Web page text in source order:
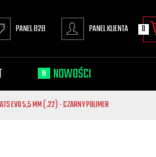
0
PANEL B2B PANEL KLIENTA
N NOWOŚCI
EVO 5,5 MM (.22) - CZARNY POLIMER